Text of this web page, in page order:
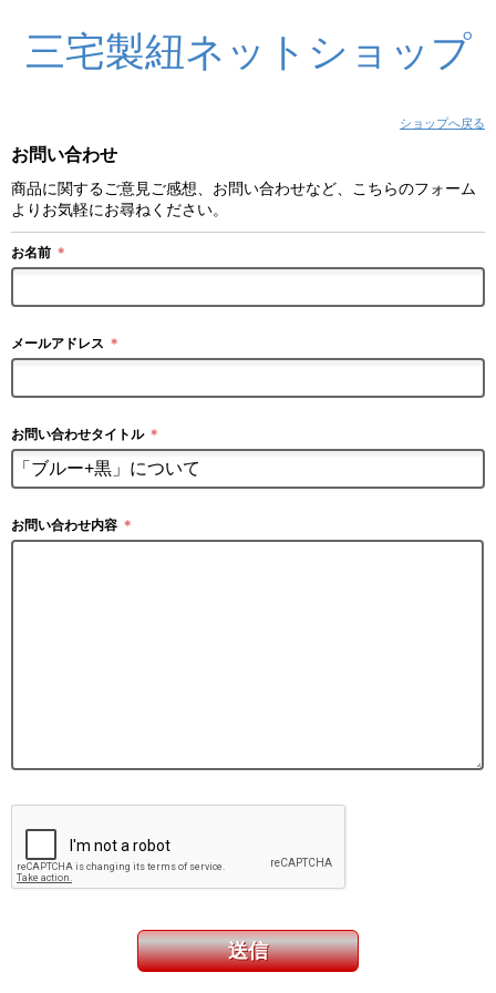
三宅製紐ネットショップ
ショップへ戻る
お問い合わせ
商品に関するご意見ご感想、お問い合わせなど、こちらのフォーム
よりお気軽にお尋ねください。
お名前 ＊
メールアドレス ＊
お問い合わせタイトル ＊
お問い合わせ内容 ＊